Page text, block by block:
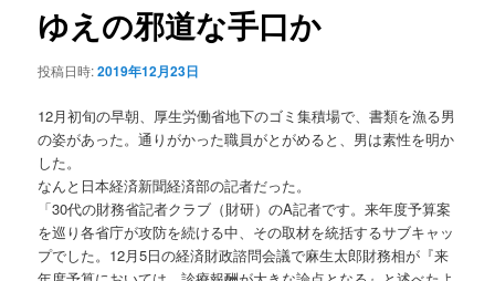
ゆえの邪道な手口か
投稿日時:2019年12月23日
12月初旬の早朝、厚生労働省地下のゴミ集積場で、書類を漁る男
の姿があった。通りがかった職員がとがめると、男は素性を明か
した。
なんと日本経済新聞経済部の記者だった。
「30代の財務省記者クラブ（財研）のA記者です。来年度予算案
を巡り各省庁が攻防を続ける中、その取材を統括するサブキャッ
プでした。12月5日の経済財政諮問会議で麻生太郎財務相が『来